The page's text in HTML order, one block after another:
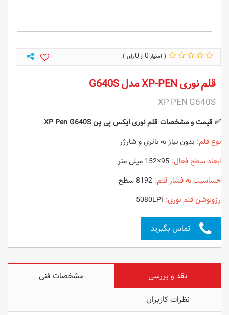
0
0
قلم نوری XP-PEN مدل G640S
XP PEN G640S
✅ قیمت و مشخصات قلم نوری ایکس پی پن XP Pen G640S
نوع قلم: بدون نیاز به باتری و شارژر
ابعاد سطح فعال:
حساسیت به فشار قلم: 8192 سطح
رزولوشن قلم نوری:
تماس بگیرید
نقد و بررسی
مشخصات فنی
نظرات کاربران